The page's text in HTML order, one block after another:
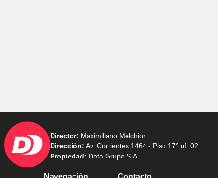
Director: Maximiliano Melchior
Dirección: Av. Corrientes 1464 - Piso 17° of. 02
Propiedad: Data Grupo S.A.